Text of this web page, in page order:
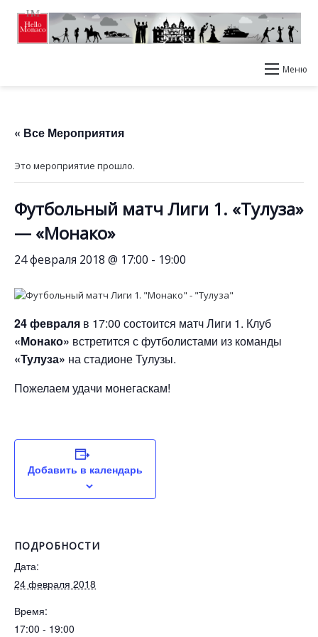
Меню
« Все Мероприятия
Это мероприятие прошло.
Футбольный матч Лиги 1. «Тулуза»
— «Монако»
24 февраля 2018 @ 17:00 - 19:00
24 февраля в 17:00 состоится матч Лиги 1. Клуб
«Монако» встретится с футболистами из команды
«Тулуза» на стадионе Тулузы.
Пожелаем удачи монегаскам!
Добавить в календарь
ПОДРОБНОСТИ
Дата:
24 февраля 2018
Время:
17:00 - 19:00